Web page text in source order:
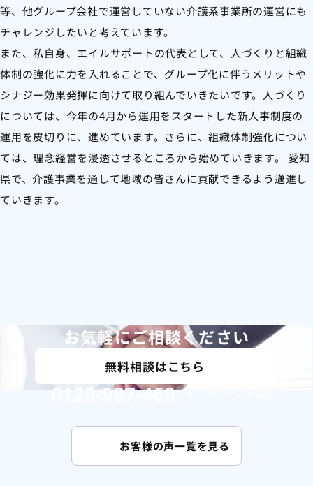
等、他グループ会社で運営していない介護系事業所の運営にも
チャレンジしたいと考えています。
また、私自身、エイルサポートの代表として、人づくりと組織
体制の強化に力を入れることで、グループ化に伴うメリットや
シナジー効果発揮に向けて取り組んでいきたいです。人づくり
については、今年の4月から運用をスタートした新人事制度の
運用を皮切りに、進めています。さらに、組織体制強化につい
ては、理念経営を浸透させるところから始めていきます。 愛知
県で、介護事業を通して地域の皆さんに貢献できるよう邁進し
ていきます。
お気軽にご相談ください
0120-987-460（平日 9:00〜18:00）
無料相談はこちら
お客様の声一覧を見る